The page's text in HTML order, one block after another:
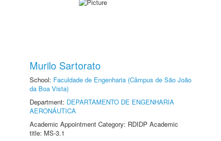
Murilo Sartorato
School: Faculdade de Engenharia (Câmpus de São João
da Boa Vista)
Department: DEPARTAMENTO DE ENGENHARIA
AERONÁUTICA
Academic Appointment Category: RDIDP Academic
title: MS-3.1